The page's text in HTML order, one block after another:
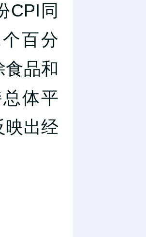
CPI同
百分
食品和
体平
映出经